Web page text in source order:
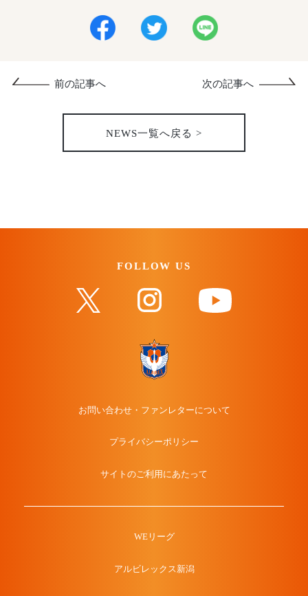
NEWS一覧へ戻る >
前の記事へ 次の記事へ
FOLLOW US
お問い合わせ・ファンレターについて
プライバシーポリシー
サイトのご利用にあたって
WEリーグ
アルビレックス新潟